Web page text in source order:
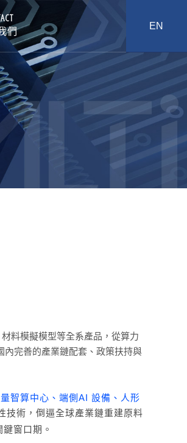
們
EN
料模擬模型等全系產品，從算力
內完善的產業鏈配套、政策扶持與
智算中心、端側AI 設備、人形
技術，倒逼全球產業鏈重建原料
窗口期。